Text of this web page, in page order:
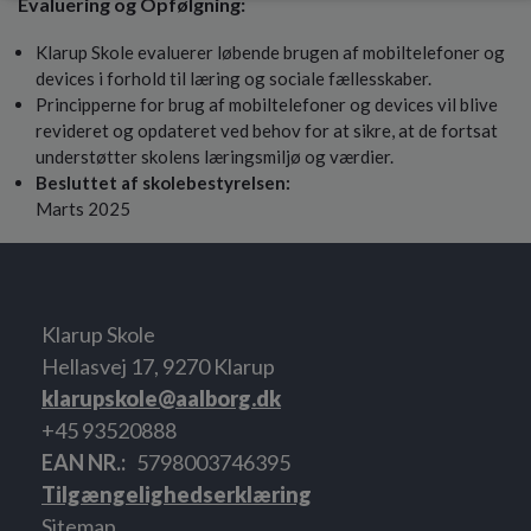
Klarup Skole evaluerer løbende brugen af mobiltelefoner og
devices i forhold til læring og sociale fællesskaber.
Principperne for brug af mobiltelefoner og devices vil blive
revideret og opdateret ved behov for at sikre, at de fortsat
understøtter skolens læringsmiljø og værdier.
Besluttet af skolebestyrelsen:
Marts 2025
Klarup Skole
Hellasvej 17, 9270 Klarup
klarupskole@aalborg.dk
+45 93520888
EAN NR.
5798003746395
Tilgængelighedserklæring